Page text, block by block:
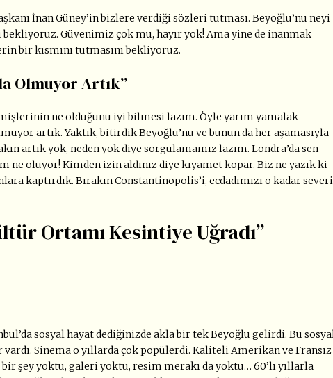
İnan Güney’in bizlere verdiği sözleri tutması. Beyoğlu’nu neyi
Güvenimiz çok mu, hayır yok! Ama yine de inanmak
bir kısmını tutmasını bekliyoruz.
Olmuyor Artık”
ne olduğunu iyi bilmesi lazım. Öyle yarım yamalak
artık. Yaktık, bitirdik Beyoğlu’nu ve bunun da her aşamasıyla
artık yok, neden yok diye sorgulamamız lazım. Londra’da sen
ne oluyor! Kimden izin aldınız diye kıyamet kopar. Biz ne yazık ki
kaptırdık. Bırakın Constantinopolis’i, ecdadımızı o kadar
Ortamı Kesintiye Uğradı”
sosyal hayat dediğinizde akla bir tek Beyoğlu gelirdi. Bu
Sinema o yıllarda çok popülerdi. Kaliteli Amerikan ve Fransız
şey yoktu, galeri yoktu, resim merakı da yoktu… 60’lı yıllarla